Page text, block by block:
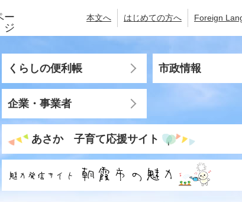
ー
ジ
本文へ はじめての方へ Foreign
くらしの便利帳 市政情報
企業・事業者
あさか 子育て応援サイト